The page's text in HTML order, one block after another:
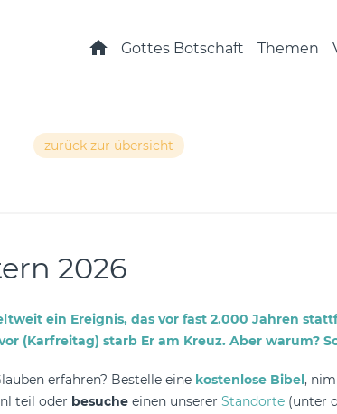
Startseite
Gottes Botschaft Themen
zurück zur übersicht
2026
ein Ereignis, das vor fast 2.000 Jahren
(Karfreitag) starb Er am Kreuz. Aber warum?
erfahren? Bestelle eine kostenlose Bibel,
teil oder besucheeinen unserer Standorte(unter